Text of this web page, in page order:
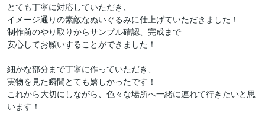
とても丁寧に対応していただき、
イメージ通りの素敵なぬいぐるみに仕上げていただきました！
制作前のやり取りからサンプル確認、完成まで
安心してお願いすることができました！
細かな部分まで丁寧に作っていただき、
実物を見た瞬間とても嬉しかったです！
これから大切にしながら、色々な場所へ一緒に連れて行きたいと思
います！